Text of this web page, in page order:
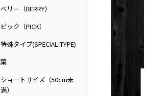
ベリー（BERRY）
ピック（PICK）
特殊タイプ(SPECIAL TYPE)
葉
ショートサイズ（50cm未
満）